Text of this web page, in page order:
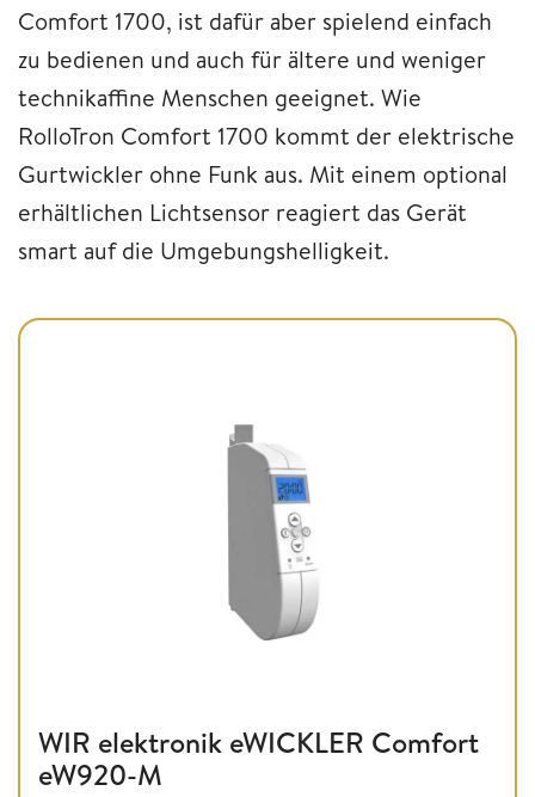
Comfort 1700, ist dafür aber spielend einfach
zu bedienen und auch für ältere und weniger
technikaffine Menschen geeignet. Wie
RolloTron Comfort 1700 kommt der elektrische
Gurtwickler ohne Funk aus. Mit einem optional
erhältlichen Lichtsensor reagiert das Gerät
smart auf die Umgebungshelligkeit.
WIR elektronik eWICKLER Comfort
eW920-M